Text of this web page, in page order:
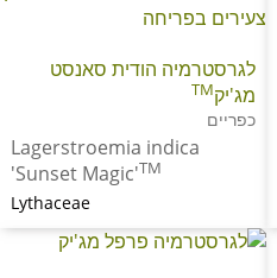
לגרסטרמיה הודית סאנסט
מג'יקTM
כפריים
Lagerstroemia indica
'Sunset Magic'TM
Lythaceae